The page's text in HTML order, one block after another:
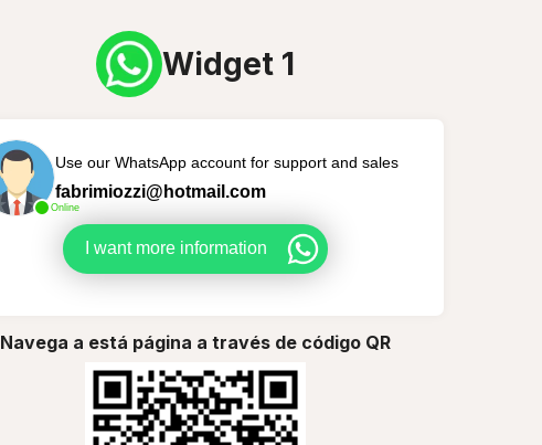
Widget 1
Online
Use our WhatsApp account for support and sales
fabrimiozzi@hotmail.com
I want more information
Navega a está página a través de código QR